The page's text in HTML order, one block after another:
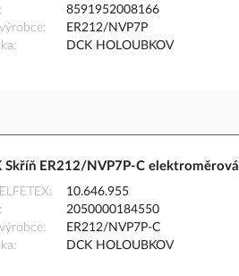
8591952008166
ER212/NVP7P
DCK HOLOUBKOV
Skříň ER212/NVP7P-C elektroměrová
10.646.955
2050000184550
ER212/NVP7P-C
DCK HOLOUBKOV